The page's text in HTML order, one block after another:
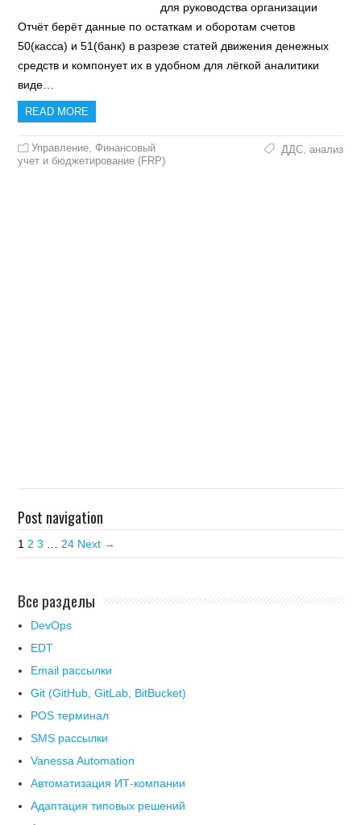
для руководства организации
Отчёт берёт данные по остаткам и оборотам счетов
50(касса) и 51(банк) в разрезе статей движения денежных
средств и компонует их в удобном для лёгкой аналитики
виде…
READ MORE
Управление,Финансовый
учет и бюджетирование (FRP)
ДДС, анализ
Post navigation
1 2 3 24 Next →
Все разделы
DevOps
EDT
Email рассылки
Git (GitHub, GitLab, BitBucket)
POS терминал
SMS рассылки
Vanessa Automation
Автоматизация ИТ-компании
Адаптация типовых решений